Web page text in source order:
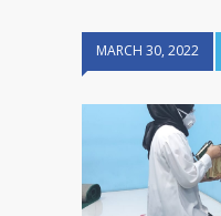
MARCH 30, 2022